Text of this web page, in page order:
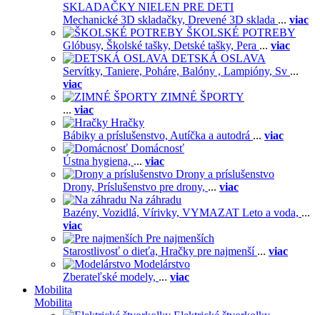
SKLADAČKY NIELEN PRE DETI
Mechanické 3D skladačky, Drevené 3D sklada ... viac
ŠKOLSKÉ POTREBY
Glóbusy, Školské tašky, Detské tašky, Pera ... viac
DETSKÁ OSLAVA
Servítky, Taniere, Poháre, Balóny , Lampióny, Sv ...
viac
ZIMNÉ ŠPORTY
... viac
Hračky
Bábiky a príslušenstvo, Autíčka a autodrá ... viac
Domácnosť
Ústna hygiena, ... viac
Drony a príslušenstvo
Drony, Príslušenstvo pre drony, ... viac
Na záhradu
Bazény, Vozidlá, Vírivky, VYMAZAT Leto a voda, ...
viac
Pre najmenších
Starostlivosť o dieťa, Hračky pre najmenší ... viac
Modelárstvo
Zberateľské modely, ... viac
Mobilita
Mobilita